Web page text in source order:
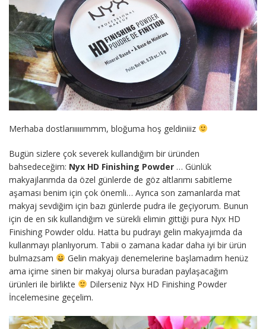
Merhaba dostlarıııııımmm, bloğuma hoş geldiniiiz
Bugün sizlere çok severek kullandığım bir üründen
bahsedeceğim: Nyx HD Finishing Powder … Günlük
makyajlarımda da özel günlerde de göz altlarımı sabitleme
aşaması benim için çok önemli… Ayrıca son zamanlarda mat
makyaj sevdiğim için bazı günlerde pudra ile geçiyorum. Bunun
için de en sık kullandığım ve sürekli elimin gittiği pura Nyx HD
Finishing Powder oldu. Hatta bu pudrayı gelin makyajımda da
kullanmayı planlıyorum. Tabii o zamana kadar daha iyi bir ürün
bulmazsam
Gelin makyajı denemelerine başlamadım henüz
ama içime sinen bir makyaj olursa buradan paylaşacağım
ürünleri ile birlikte
Dilerseniz Nyx HD Finishing Powder
İncelemesine geçelim.